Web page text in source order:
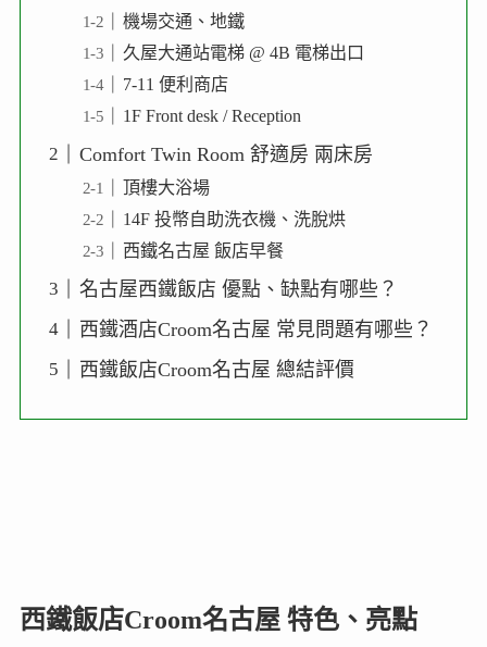
機場交通、地鐵
久屋大通站電梯 @ 4B 電梯出口
7-11 便利商店
1F Front desk / Reception
Comfort Twin Room 舒適房 兩床房
頂樓大浴場
14F 投幣自助洗衣機、洗脫烘
西鐵名古屋 飯店早餐
名古屋西鐵飯店 優點、缺點有哪些？
西鐵酒店Croom名古屋 常見問題有哪些？
西鐵飯店Croom名古屋 總結評價
西鐵飯店Croom名古屋 特色、亮點